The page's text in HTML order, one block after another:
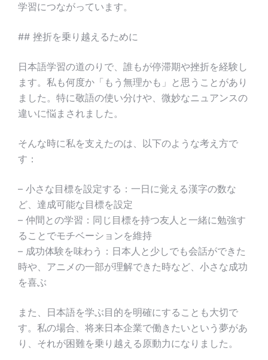
学習につながっています。
## 挫折を乗り越えるために
日本語学習の道のりで、誰もが停滞期や挫折を経験し
ます。私も何度か「もう無理かも」と思うことがあり
ました。特に敬語の使い分けや、微妙なニュアンスの
違いに悩まされました。
そんな時に私を支えたのは、以下のような考え方で
す：
– 小さな目標を設定する：一日に覚える漢字の数な
ど、達成可能な目標を設定
– 仲間との学習：同じ目標を持つ友人と一緒に勉強す
ることでモチベーションを維持
– 成功体験を味わう：日本人と少しでも会話ができた
時や、アニメの一部が理解できた時など、小さな成功
を喜ぶ
また、日本語を学ぶ目的を明確にすることも大切で
す。私の場合、将来日本企業で働きたいという夢があ
り、それが困難を乗り越える原動力になりました。